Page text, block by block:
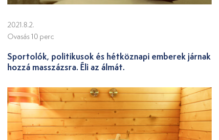
2021.8.2.
Ovasás 10 perc
Sportolók, politikusok és hétköznapi emberek járnak
hozzá masszázsra. Éli az álmát.